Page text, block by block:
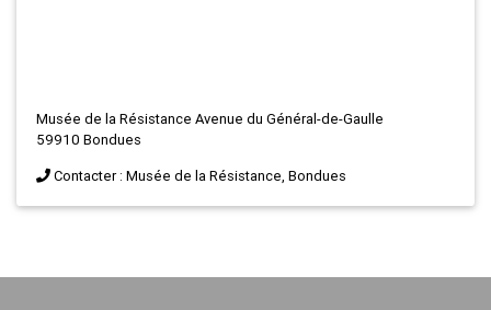
Musée de la Résistance Avenue du Général-de-Gaulle
59910 Bondues
Contacter : Musée de la Résistance, Bondues